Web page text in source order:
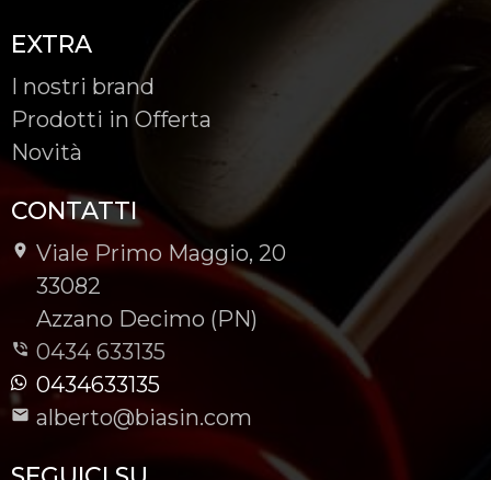
EXTRA
I nostri brand
Prodotti in Offerta
Novità
CONTATTI
Viale Primo Maggio, 20
-
33082
-
Azzano Decimo (PN)
0434 633135
0434633135
alberto@biasin.com